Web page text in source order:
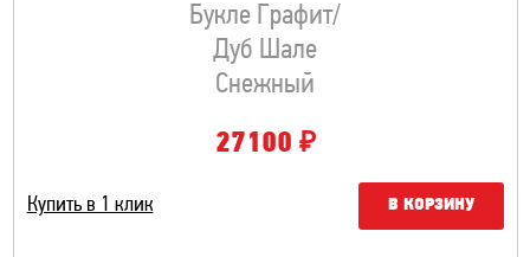
Букле Графит/
Дуб Шале
Снежный
27100 ₽
Купить в 1 клик В КОРЗИНУ